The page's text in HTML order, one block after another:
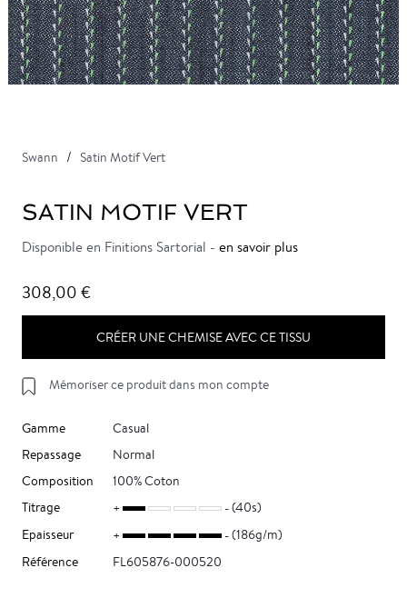
Swann Satin Motif Vert
SATIN MOTIF VERT
Disponible en Finitions Sartorial - en savoir plus
308,00 €
CRÉER UNE CHEMISE AVEC CE TISSU
Mémoriser ce produit dans mon compte
Gamme
Casual
Repassage
Normal
Composition
100% Coton
Titrage
(40s)
Epaisseur
(186g/m)
Référence
FL605876-000520